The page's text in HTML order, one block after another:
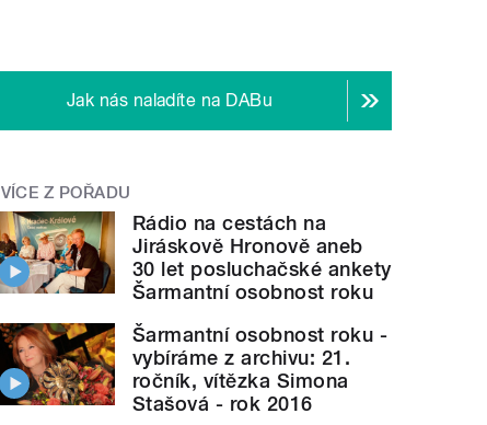
Jak nás naladíte na DABu
VÍCE Z POŘADU
Rádio na cestách na
Jiráskově Hronově aneb
30 let posluchačské ankety
Šarmantní osobnost roku
Šarmantní osobnost roku -
vybíráme z archivu: 21.
ročník, vítězka Simona
Stašová - rok 2016